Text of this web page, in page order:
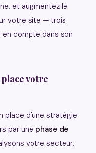
et augmentez le
votre site — trois
en compte dans son
votre
place d'une stratégie
par une phase de
votre secteur,